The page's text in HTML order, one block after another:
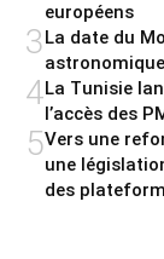
européens
3 La date du
4La Tunisie
l’accès des
5Vers une
une
des